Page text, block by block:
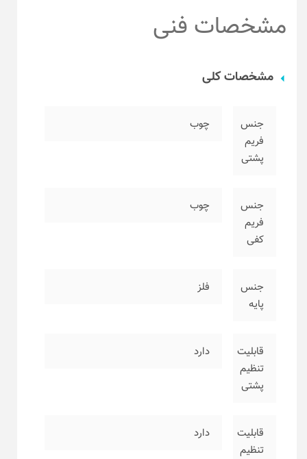
مشخصات فنی
مشخصات کلی
جنس
فریم
پشتی
چوب
جنس
فریم
کفی
چوب
جنس
پایه
فلز
قابلیت
تنظیم
پشتی
دارد
قابلیت
تنظیم
دارد